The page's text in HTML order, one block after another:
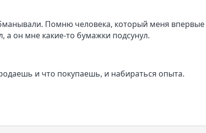
Помню человека, который меня впервые
он мне какие-то бумажки подсунул.
и что покупаешь, и набираться опыта.